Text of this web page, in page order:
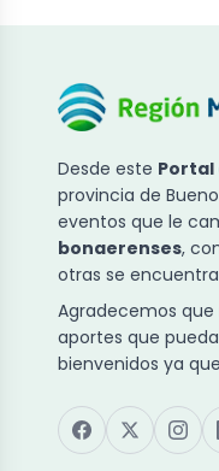
Desde este Portal
provincia de
eventos que le
bonaerenses,
otras se
Agradecemos que
aportes que
bienvenidos ya